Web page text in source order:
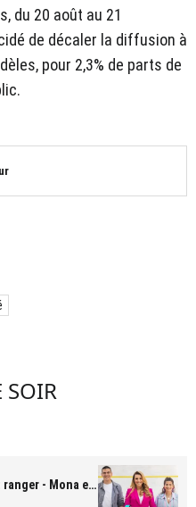
du 20 août au 21
de décaler la diffusion à
pour 2,3% de parts de
SOIR
ranger - Mona et